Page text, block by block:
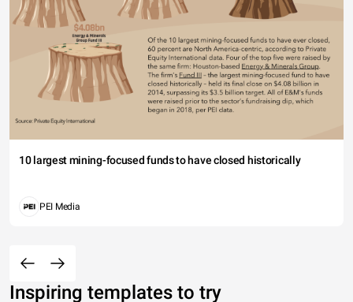
10 largest mining-focused funds to have closed historically
PEI Media
Inspiring templates to try